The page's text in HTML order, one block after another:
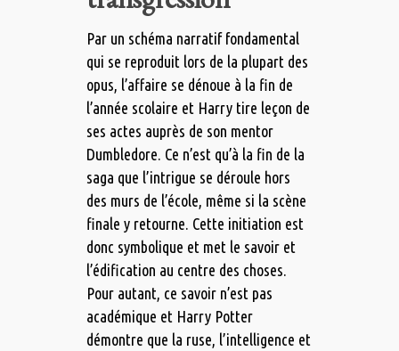
Par un schéma narratif fondamental
qui se reproduit lors de la plupart des
opus, l’affaire se dénoue à la fin de
l’année scolaire et Harry tire leçon de
ses actes auprès de son mentor
Dumbledore. Ce n’est qu’à la fin de la
saga que l’intrigue se déroule hors
des murs de l’école, même si la scène
finale y retourne. Cette initiation est
donc symbolique et met le savoir et
l’édification au centre des choses.
Pour autant, ce savoir n’est pas
académique et Harry Potter
démontre que la ruse, l’intelligence et